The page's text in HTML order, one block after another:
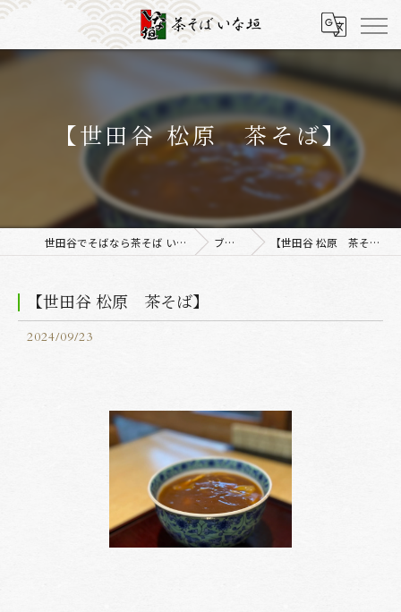
【世田谷 松原 茶そば】
世田谷でそばなら茶そば いな垣 ブログ 【世田谷 松原 茶そば】
【世田谷 松原 茶そば】
2024/09/23